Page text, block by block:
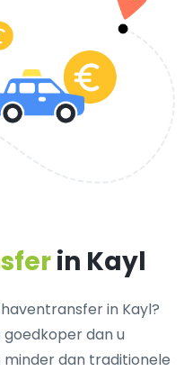
in Kayl
in Kayl?
dan u
dan traditionele